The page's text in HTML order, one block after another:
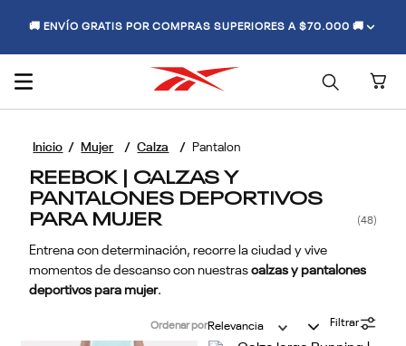
🚚 ENVÍO GRATIS POR COMPRAS SUPERIORES A $70.000 🚚
Mujer Calza Pantalon
REEBOK | CALZAS Y
PANTALONES DEPORTIVOS
PARA MUJER 48
Entrena con determinación, recorre la ciudad y vive
momentos de descanso con nuestrascalzas y pantalones
deportivos para mujer.
Ordenar porRelevancia Filtrar